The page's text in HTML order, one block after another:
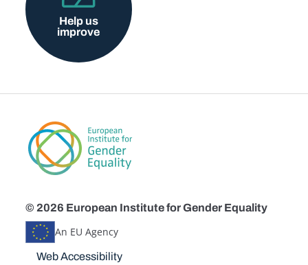
Help us
improve
© 2026 European Institute for Gender Equality
An EU Agency
Disclaimers
Web Accessibility